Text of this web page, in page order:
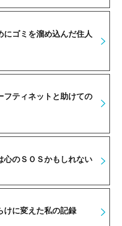
にゴミを溜め込んだ住人
フティネットと助けての
心のＳＯＳかもしれない
けに変えた私の記録